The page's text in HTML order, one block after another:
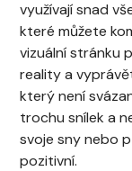
využívají snad
které můžete
vizuální stránku
reality a
který není
trochu snílek a
svoje sny nebo
pozitivní.